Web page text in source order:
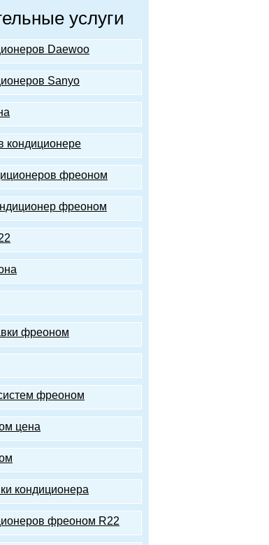
услуги
Daewoo
Sanyo
кондиционере
фреоном
фреоном
фреоном
фреоном
цена
кондиционера
фреоном R22